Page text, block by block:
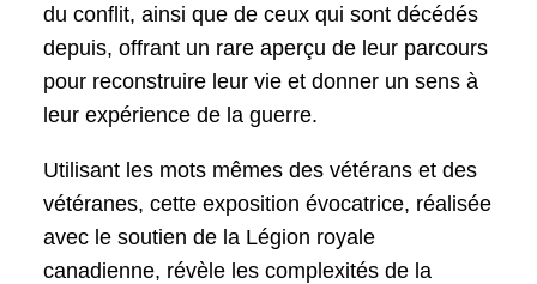
du conflit, ainsi que de ceux qui sont décédés
depuis, offrant un rare aperçu de leur parcours
pour reconstruire leur vie et donner un sens à
leur expérience de la guerre.
Utilisant les mots mêmes des vétérans et des
vétéranes, cette exposition évocatrice, réalisée
avec le soutien de la Légion royale
canadienne, révèle les complexités de la